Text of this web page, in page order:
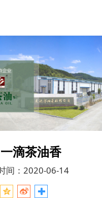
滴茶油香
间：2020-06-14